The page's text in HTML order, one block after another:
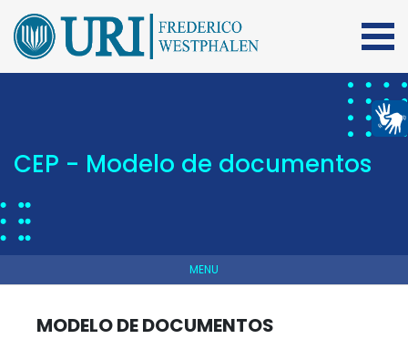
CEP - Modelo de documentos
MENU
MODELO DE DOCUMENTOS